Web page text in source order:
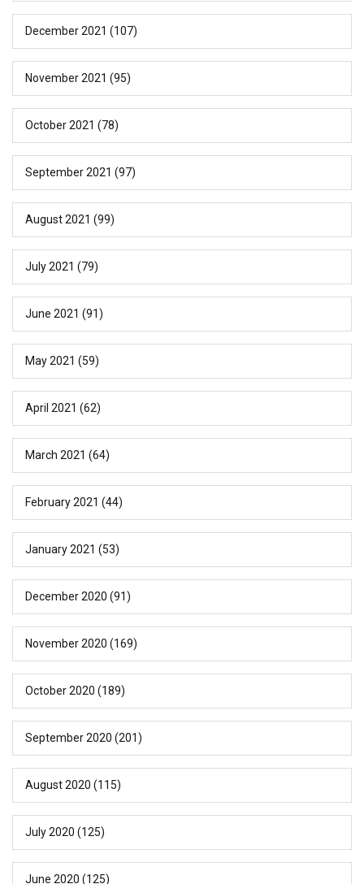
December 2021 (107)
November 2021 (95)
October 2021 (78)
September 2021 (97)
August 2021 (99)
July 2021 (79)
June 2021 (91)
May 2021 (59)
April 2021 (62)
March 2021 (64)
February 2021 (44)
January 2021 (53)
December 2020 (91)
November 2020 (169)
October 2020 (189)
September 2020 (201)
August 2020 (115)
July 2020 (125)
June 2020 (125)